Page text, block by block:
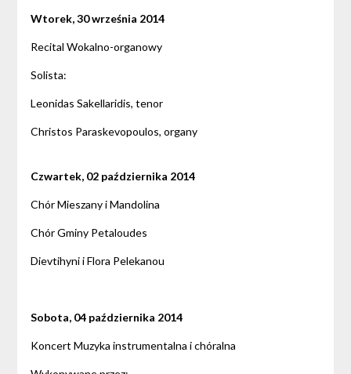
Wtorek, 30 września 2014
Recital Wokalno-organowy
Solista:
Leonidas Sakellaridis, tenor
Christos Paraskevopoulos, organy
Czwartek, 02 października 2014
Chór Mieszany i Mandolina
Chór Gminy Petaloudes
Dievtihyni i Flora Pelekanou
Sobota, 04 października 2014
Koncert Muzyka instrumentalna i chóralna